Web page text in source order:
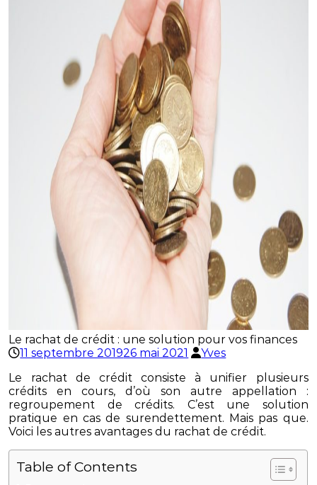
Le rachat de crédit : une solution pour vos finances
11 septembre 201926 mai 2021
Yves
Le rachat de crédit consiste à unifier plusieurs
crédits en cours, d’où son autre appellation :
regroupement de crédits. C’est une solution
pratique en cas de surendettement. Mais pas que.
Voici les autres avantages du rachat de crédit.
Table of Contents